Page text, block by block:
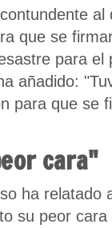
que se
para
añadido:
para que se
cara"
ha relatado
su peor